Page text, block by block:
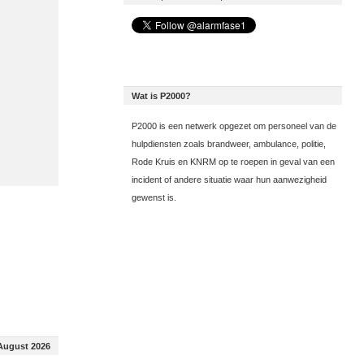
2026
Wat is P2000?
P2000 is een netwerk opgezet om personeel van de
hulpdiensten zoals brandweer, ambulance, politie,
Rode Kruis en KNRM op te roepen in geval van een
incident of andere situatie waar hun aanwezigheid
gewenst is.